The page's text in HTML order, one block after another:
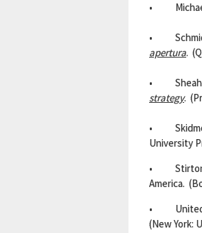
•
•
apertura.
•
strategy.
•
University
• Stirton,
America.
• United
(New York: